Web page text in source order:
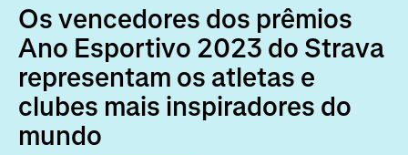
Os vencedores dos prêmios
Ano Esportivo 2023 do Strava
representam os atletas e
clubes mais inspiradores do
mundo